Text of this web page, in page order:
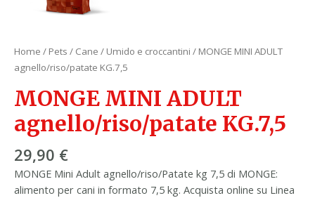
Home / Pets / Cane / Umido e croccantini / MONGE MINI ADULT
agnello/riso/patate KG.7,5
MONGE MINI ADULT
agnello/riso/patate KG.7,5
29,90 €
MONGE Mini Adult agnello/riso/Patate kg 7,5 di MONGE:
alimento per cani in formato 7,5 kg. Acquista online su Linea